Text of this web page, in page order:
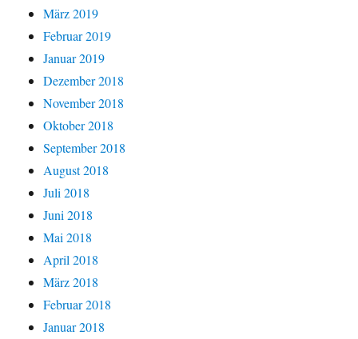
März 2019
Februar 2019
Januar 2019
Dezember 2018
November 2018
Oktober 2018
September 2018
August 2018
Juli 2018
Juni 2018
Mai 2018
April 2018
März 2018
Februar 2018
Januar 2018